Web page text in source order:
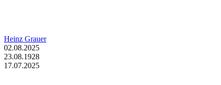
Heinz Grauer
02.08.2025
23.08.1928
17.07.2025